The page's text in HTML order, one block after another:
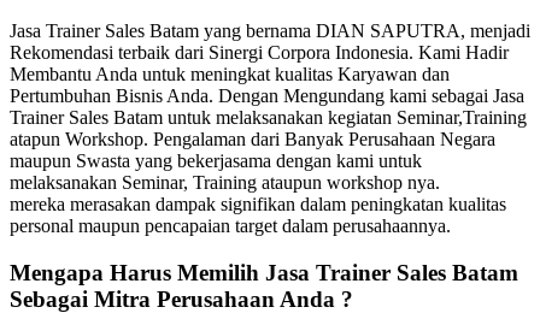
Jasa Trainer Sales Batam yang bernama DIAN SAPUTRA, menjadi
Rekomendasi terbaik dari Sinergi Corpora Indonesia. Kami Hadir
Membantu Anda untuk meningkat kualitas Karyawan dan
Pertumbuhan Bisnis Anda. Dengan Mengundang kami sebagai Jasa
Trainer Sales Batam untuk melaksanakan kegiatan Seminar,Training
atapun Workshop. Pengalaman dari Banyak Perusahaan Negara
maupun Swasta yang bekerjasama dengan kami untuk
melaksanakan Seminar, Training ataupun workshop nya.
mereka merasakan dampak signifikan dalam peningkatan kualitas
personal maupun pencapaian target dalam perusahaannya.
Mengapa Harus Memilih Jasa Trainer Sales Batam
Sebagai Mitra Perusahaan Anda ?